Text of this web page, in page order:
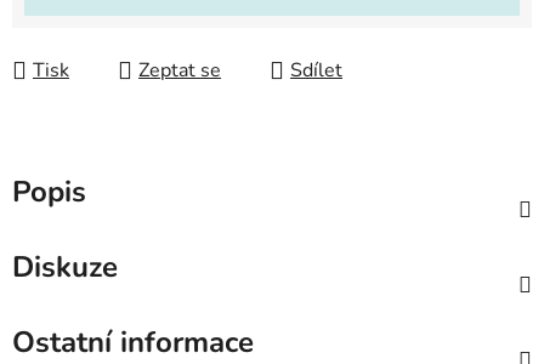
Tisk Zeptat se Sdílet
Popis
Diskuze
Ostatní informace